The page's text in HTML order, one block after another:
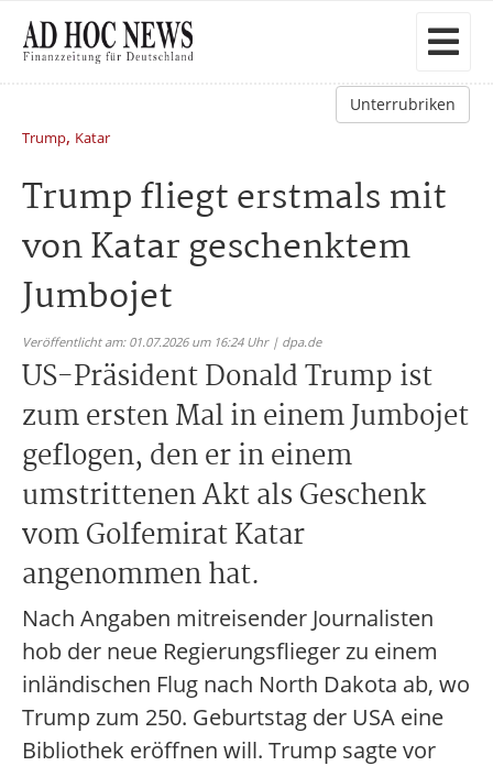
Unterrubriken
Trump, Katar
Trump fliegt erstmals mit
von Katar geschenktem
Jumbojet
Veröffentlicht am: 01.07.2026 um 16:24 Uhr | dpa.de
US-Präsident Donald Trump ist
zum ersten Mal in einem Jumbojet
geflogen, den er in einem
umstrittenen Akt als Geschenk
vom Golfemirat Katar
angenommen hat.
Nach Angaben mitreisender Journalisten
hob der neue Regierungsflieger zu einem
inländischen Flug nach North Dakota ab, wo
Trump zum 250. Geburtstag der USA eine
Bibliothek eröffnen will. Trump sagte vor